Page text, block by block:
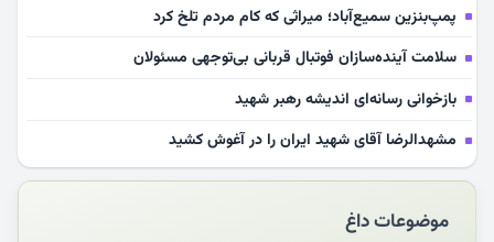
پمپ‌بنزین سمیع‌آباد؛ میراثی که کام مردم تلخ کرد
سلامت آینده‌سازان فوتبال قربانی بی‌توجهی مسئولان
بازخوانی رسانه‌ای اندیشه رهبر شهید
مشهدالرضا آقای شهید ایران را در آغوش کشید
مکن ای صبح طلوع
چرایی «استقبال از آقای ایران»
موضوعات داغ